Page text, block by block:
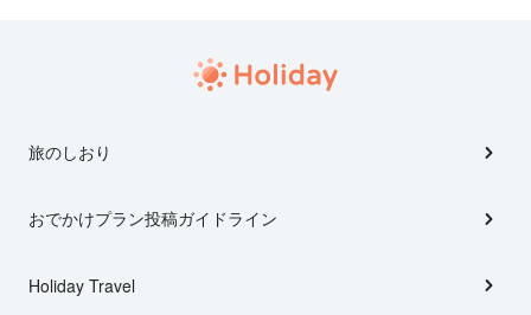
旅のしおり
おでかけプラン投稿ガイドライン
Holiday Travel